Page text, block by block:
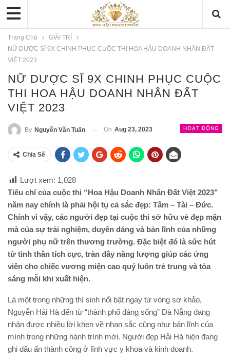
Trang Chủ
GIẢI TRÍ
NỮ DƯỢC SĨ 9X CHINH PHỤC CUỘC THI HOA HẬU DOANH NHÂN ĐẤT
VIỆT 2023
NỮ DƯỢC SĨ 9X CHINH PHỤC CUỘC
THI HOA HẬU DOANH NHÂN ĐẤT
VIỆT 2023
HOẠT ĐỘNG
By Nguyễn Văn Tuấn On Aug 23, 2023
Chia Sẽ
Lượt xem: 1,028
Tiêu chí của cuộc thi “Hoa Hậu Doanh Nhân Đất Việt 2023”
năm nay chính là phải hội tụ cả sắc đẹp: Tâm – Tài – Đức.
Chính vì vậy, các người đẹp tại cuộc thi sở hữu vẻ đẹp mặn
mà của sự trải nghiệm, duyên dáng và bản lĩnh của những
người phụ nữ trên thương trường. Đặc biệt đó là sức hút
từ tinh thần tích cực, tràn đầy năng lượng giúp các ứng
viên cho chiếc vương miện cao quý luôn trẻ trung và tỏa
sáng mỗi khi xuất hiện.
Là một trong những thí sinh nổi bật ngay từ vòng sơ khảo,
Nguyễn Hải Hà đến từ “thành phố đáng sống” Đà Nẵng đang
nhận được nhiều lời khen về nhan sắc cũng như bản lĩnh của
mình trong những hành trình mới. Người đẹp Hải Hà hiện đang
ghi dấu ấn thành công ở lĩnh vực y khoa và kinh doanh.